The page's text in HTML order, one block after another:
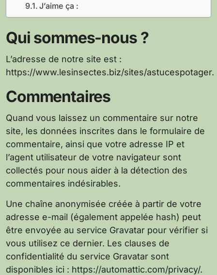
J’aime ça :
Qui sommes-nous ?
L’adresse de notre site est :
https://www.lesinsectes.biz/sites/astucespotager.
Commentaires
Quand vous laissez un commentaire sur notre
site, les données inscrites dans le formulaire de
commentaire, ainsi que votre adresse IP et
l’agent utilisateur de votre navigateur sont
collectés pour nous aider à la détection des
commentaires indésirables.
Une chaîne anonymisée créée à partir de votre
adresse e-mail (également appelée hash) peut
être envoyée au service Gravatar pour vérifier si
vous utilisez ce dernier. Les clauses de
confidentialité du service Gravatar sont
disponibles ici : https://automattic.com/privacy/.